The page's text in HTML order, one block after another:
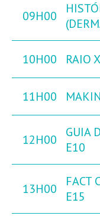
09H00
10H00 RAIO
11H00
12H00
GUIA
E10
13H00
FACT
E15